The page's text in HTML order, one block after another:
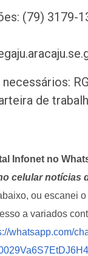
(79) 3179-
de
Infonet no
celular notícias
ou escanei
a variados
whatsapp.com/